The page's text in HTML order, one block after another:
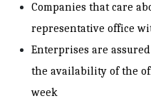
Companies that care
representative office
Enterprises are
the availability of the
week